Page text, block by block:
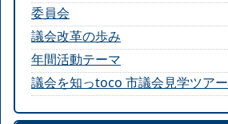
委員会
議会改革の歩み
年間活動テーマ
議会を知っtoco 市議会見学ツアー